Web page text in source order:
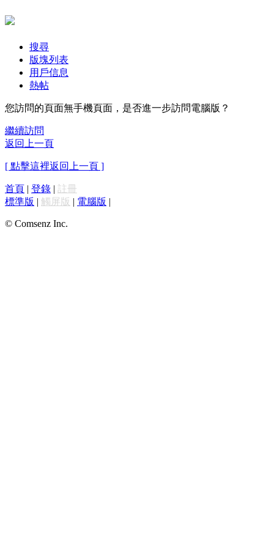
搜尋
版塊列表
用戶信息
熱帖
您訪問的頁面無手機頁面，是否進一步訪問電腦版？
繼續訪問
返回上一頁
[ 點擊這裡返回上一頁 ]
首頁 | 登錄 | 註冊
標準版 | 觸屏版 | 電腦版 |
© Comsenz Inc.